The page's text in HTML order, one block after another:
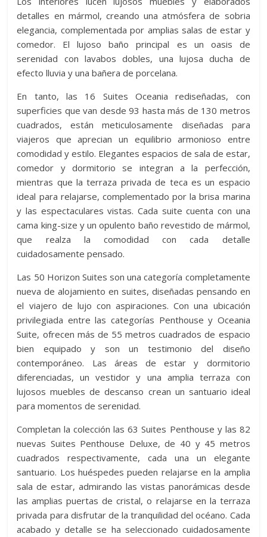
detalles en mármol, creando una atmósfera de sobria
elegancia, complementada por amplias salas de estar y
comedor. El lujoso baño principal es un oasis de
serenidad con lavabos dobles, una lujosa ducha de
efecto lluvia y una bañera de porcelana.
En tanto, las 16 Suites Oceania rediseñadas, con
superficies que van desde 93 hasta más de 130 metros
cuadrados, están meticulosamente diseñadas para
viajeros que aprecian un equilibrio armonioso entre
comodidad y estilo. Elegantes espacios de sala de estar,
comedor y dormitorio se integran a la perfección,
mientras que la terraza privada de teca es un espacio
ideal para relajarse, complementado por la brisa marina
y las espectaculares vistas. Cada suite cuenta con una
cama king-size y un opulento baño revestido de mármol,
que realza la comodidad con cada detalle
cuidadosamente pensado.
Las 50 Horizon Suites son una categoría completamente
nueva de alojamiento en suites, diseñadas pensando en
el viajero de lujo con aspiraciones. Con una ubicación
privilegiada entre las categorías Penthouse y Oceania
Suite, ofrecen más de 55 metros cuadrados de espacio
bien equipado y son un testimonio del diseño
contemporáneo. Las áreas de estar y dormitorio
diferenciadas, un vestidor y una amplia terraza con
lujosos muebles de descanso crean un santuario ideal
para momentos de serenidad.
Completan la colección las 63 Suites Penthouse y las 82
nuevas Suites Penthouse Deluxe, de 40 y 45 metros
cuadrados respectivamente, cada una un elegante
santuario. Los huéspedes pueden relajarse en la amplia
sala de estar, admirando las vistas panorámicas desde
las amplias puertas de cristal, o relajarse en la terraza
privada para disfrutar de la tranquilidad del océano. Cada
acabado y detalle se ha seleccionado cuidadosamente